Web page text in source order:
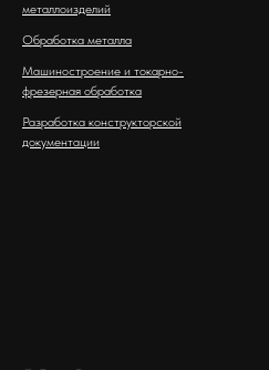
металлоизделий
Обработка металла
Машиностроение и токарно-
фрезерная обработка
Разработка конструкторской
документации